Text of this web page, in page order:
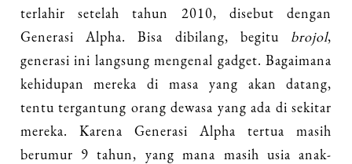
terlahir setelah tahun 2010, disebut dengan
Generasi Alpha. Bisa dibilang, begitu brojol,
generasi ini langsung mengenal gadget. Bagaimana
kehidupan mereka di masa yang akan datang,
tentu tergantung orang dewasa yang ada di sekitar
mereka. Karena Generasi Alpha tertua masih
berumur 9 tahun, yang mana masih usia anak-